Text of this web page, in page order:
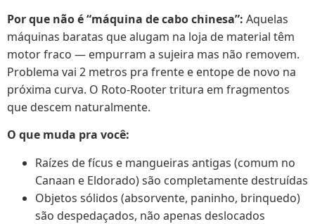
Por que não é “máquina de cabo chinesa”: Aquelas
máquinas baratas que alugam na loja de material têm
motor fraco — empurram a sujeira mas não removem.
Problema vai 2 metros pra frente e entope de novo na
próxima curva. O Roto-Rooter tritura em fragmentos
que descem naturalmente.
O que muda pra você:
Raízes de fícus e mangueiras antigas (comum no
Canaan e Eldorado) são completamente destruídas
Objetos sólidos (absorvente, paninho, brinquedo)
são despedaçados, não apenas deslocados